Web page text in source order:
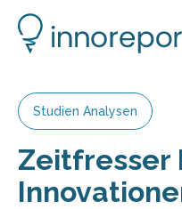
Studien Analysen
Zeitfresser